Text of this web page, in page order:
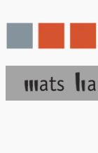
springen